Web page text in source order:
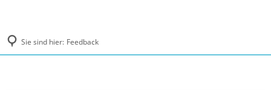
Sie sind hier: Feedback